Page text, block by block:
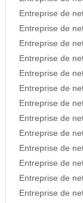
Entreprise de
Entreprise de
Entreprise de
Entreprise de
Entreprise de
Entreprise de
Entreprise de
Entreprise de
Entreprise de
Entreprise de
Entreprise de
Entreprise de
Entreprise de